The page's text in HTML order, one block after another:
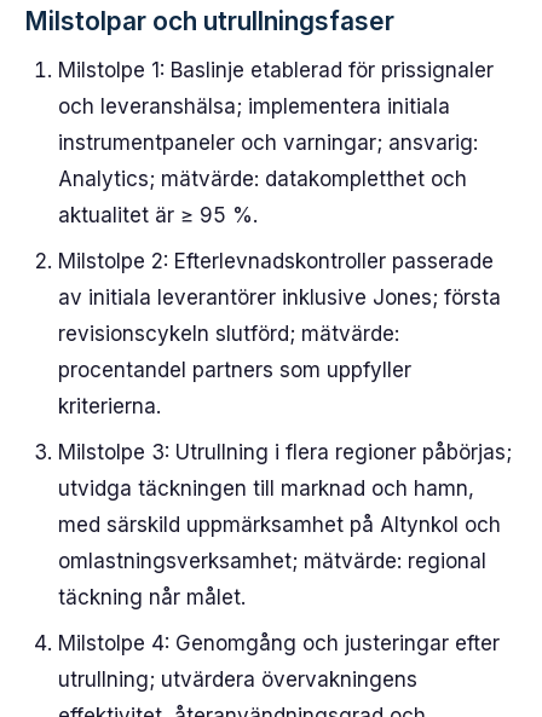
Milstolpar och utrullningsfaser
Milstolpe 1: Baslinje etablerad för prissignaler
och leveranshälsa; implementera initiala
instrumentpaneler och varningar; ansvarig:
Analytics; mätvärde: datakompletthet och
aktualitet är ≥ 95 %.
Milstolpe 2: Efterlevnadskontroller passerade
av initiala leverantörer inklusive Jones; första
revisionscykeln slutförd; mätvärde:
procentandel partners som uppfyller
kriterierna.
Milstolpe 3: Utrullning i flera regioner påbörjas;
utvidga täckningen till marknad och hamn,
med särskild uppmärksamhet på Altynkol och
omlastningsverksamhet; mätvärde: regional
täckning når målet.
Milstolpe 4: Genomgång och justeringar efter
utrullning; utvärdera övervakningens